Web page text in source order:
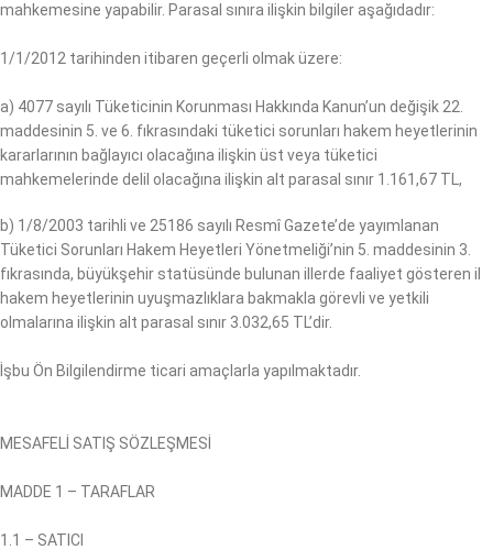
mahkemesine yapabilir. Parasal sınıra ilişkin bilgiler aşağıdadır:
1/1/2012 tarihinden itibaren geçerli olmak üzere:
a) 4077 sayılı Tüketicinin Korunması Hakkında Kanun’un değişik 22.
maddesinin 5. ve 6. fıkrasındaki tüketici sorunları hakem heyetlerinin
kararlarının bağlayıcı olacağına ilişkin üst veya tüketici
mahkemelerinde delil olacağına ilişkin alt parasal sınır 1.161,67 TL,
b) 1/8/2003 tarihli ve 25186 sayılı Resmî Gazete’de yayımlanan
Tüketici Sorunları Hakem Heyetleri Yönetmeliği’nin 5. maddesinin 3.
fıkrasında, büyükşehir statüsünde bulunan illerde faaliyet gösteren il
hakem heyetlerinin uyuşmazlıklara bakmakla görevli ve yetkili
olmalarına ilişkin alt parasal sınır 3.032,65 TL’dir.
İşbu Ön Bilgilendirme ticari amaçlarla yapılmaktadır.
MESAFELİ SATIŞ SÖZLEŞMESİ
MADDE 1 – TARAFLAR
1.1 – SATICI